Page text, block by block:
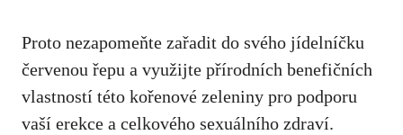
Proto nezapomeňte zařadit do svého jídelníčku
červenou řepu a využijte přírodních benefičních
vlastností této kořenové zeleniny pro podporu
vaší erekce a celkového sexuálního zdraví.